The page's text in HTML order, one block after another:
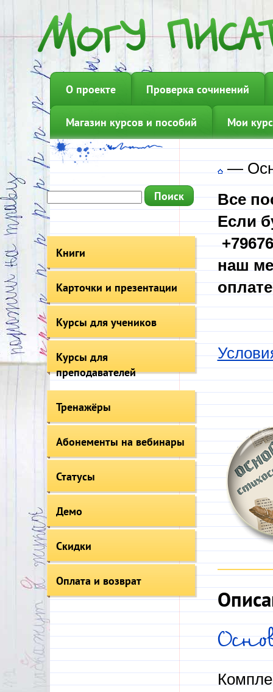
О проекте Проверка сочинений
Магазин курсов и пособий Мои
Книги
Карточки и презентации
Курсы для учеников
Курсы для
преподавателей
Тренажёры
Абонементы на вебинары
Статусы
Демо
Скидки
Оплата и возврат
—
Все
Если
наш